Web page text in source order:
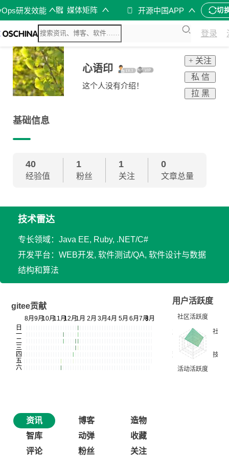
研发效能 媒体矩阵 开源中国APP 切
登录
心语印
这个人没有介绍！
+ 关注
私 信
拉 黑
基础信息
40
经验值
1
粉丝
1
关注
0
文章总量
技术雷达
专长领域：Java EE, Ruby, .NET/C#
开发平台：WEB开发, 软件测试/QA, 软件设计与数据
结构和算法
gitee贡献
用户活跃度
资讯 博客
造物
智库
动弹
收藏
评论
粉丝 关注